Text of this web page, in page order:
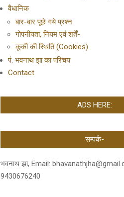
वैधानिक
बार-बार पूछे गये प्रश्न
गोपनीयता, नियम एवं शर्तें-
कूकी की स्थिति (Cookies)
पं. भवनाथ झा का परिचय
Contact
ADS HERE:
सम्पर्क-
भवनाथ झा, Email:
9430676240